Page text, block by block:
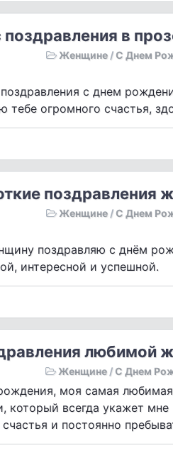
в
Женщине/ С Днем
с днем
тебе огромного счастья,
поздравления
Женщине / С Днем
поздравляю с днём
интересной и успешной.
любимой
Женщине/ С Днем
моя самая
который всегда укажет
и постоянно